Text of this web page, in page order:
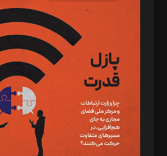
د‌بیر پیوست جهان: مینا پاکدل
د‌بیر تحریریه آنلاین: بابک نقاش
تحریریه‌: مجتبی محمود‌ی، آرش برهمند، یسنا
مصطفی مسجدی آرانی، ابوالفضل رجبی، زهرا
رستمی،مصطفی باستان
ویرایش: نگار استاد‌‌آقا
طراح یونیفرم: مجید توکلی
فیلمبرداری و عکاسی: امیر شفیعی، مانی لطفی
گرافیک و صفحه‌آرایی: سید‌سبحان‌علی ثابت